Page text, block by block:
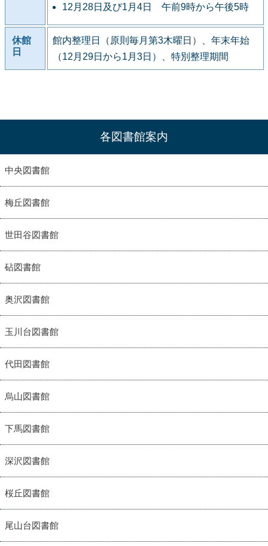
12月28日及び1月4日 午前9時から午後5時
休館
日
館内整理日（原則毎月第3木曜日）、年末年始
（12月29日から1月3日）、特別整理期間
各図書館案内
中央図書館
梅丘図書館
世田谷図書館
砧図書館
奥沢図書館
玉川台図書館
代田図書館
烏山図書館
下馬図書館
深沢図書館
桜丘図書館
尾山台図書館